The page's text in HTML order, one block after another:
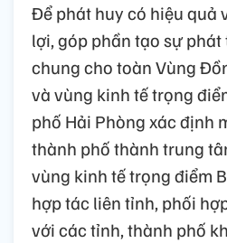
Để phát huy có hiệu quả
lợi, góp phần tạo sự
chung cho toàn Vùng
và vùng kinh tế trọng
phố Hải Phòng xác định
thành phố thành trung
vùng kinh tế trọng điểm
hợp tác liên tỉnh, phối
với các tỉnh, thành phố